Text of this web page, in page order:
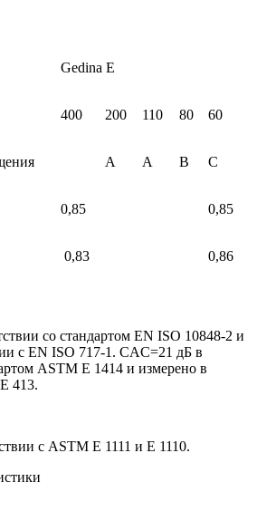
Gedina E
400 200 110 80 60
A A B C
0,85 0,85
0,83 0,86
со стандартом EN ISO 10848-2 и
с EN ISO 717-1. CAC=21 дБ в
ASTM E 1414 и измерено в
413.
с ASTM E 1111 и E 1110.